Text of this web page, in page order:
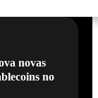
novas
no